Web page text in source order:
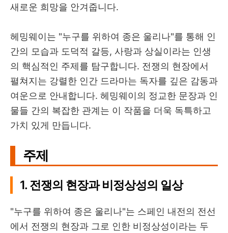
새로운 희망을 안겨줍니다.
헤밍웨이는 "누구를 위하여 종은 울리나"를 통해 인
간의 모습과 도덕적 갈등, 사랑과 상실이라는 인생
의 핵심적인 주제를 탐구합니다. 전쟁의 현장에서
펼쳐지는 강렬한 인간 드라마는 독자를 깊은 감동과
여운으로 안내합니다. 헤밍웨이의 정교한 문장과 인
물들 간의 복잡한 관계는 이 작품을 더욱 독특하고
가치 있게 만듭니다.
주제
1. 전쟁의 현장과 비정상성의 일상
"누구를 위하여 종은 울리나"는 스페인 내전의 전선
에서 전쟁의 현장과 그로 인한 비정상성이라는 두